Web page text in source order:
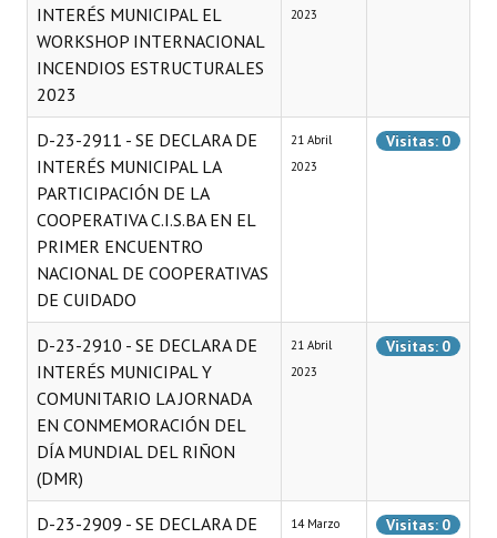
INTERÉS MUNICIPAL EL
WORKSHOP INTERNACIONAL
INCENDIOS ESTRUCTURALES
2023
2023
D-23-2911 - SE DECLARA DE
INTERÉS MUNICIPAL LA
PARTICIPACIÓN DE LA
COOPERATIVA C.I.S.BA EN EL
PRIMER ENCUENTRO
NACIONAL DE COOPERATIVAS
DE CUIDADO
21 Abril
2023
Visitas: 0
D-23-2910 - SE DECLARA DE
INTERÉS MUNICIPAL Y
COMUNITARIO LA JORNADA
EN CONMEMORACIÓN DEL
DÍA MUNDIAL DEL RIÑON
(DMR)
21 Abril
2023
Visitas: 0
D-23-2909 - SE DECLARA DE
14 Marzo
Visitas: 0